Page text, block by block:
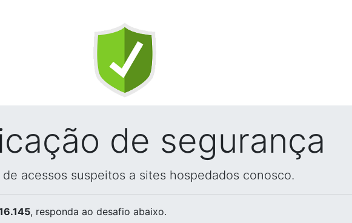
de segurança
acessos suspeitos a sites hospedados conosco.
, responda ao desafio abaixo.